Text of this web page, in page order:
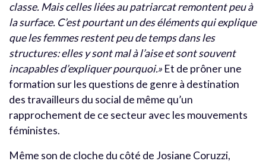
classe.Mais celles liées au patriarcat remontent peu à
la surface. C’est pourtant un des éléments qui explique
que les femmes restent peu de temps dans les
structures: elles y sont mal à l’aise et sont souvent
incapables d’expliquer pourquoi.» Et de prôner une
formation sur les questions de genre à destination
des travailleurs du social de même qu’un
rapprochement de ce secteur avec les mouvements
féministes.
Même son de cloche du côté de Josiane Coruzzi,